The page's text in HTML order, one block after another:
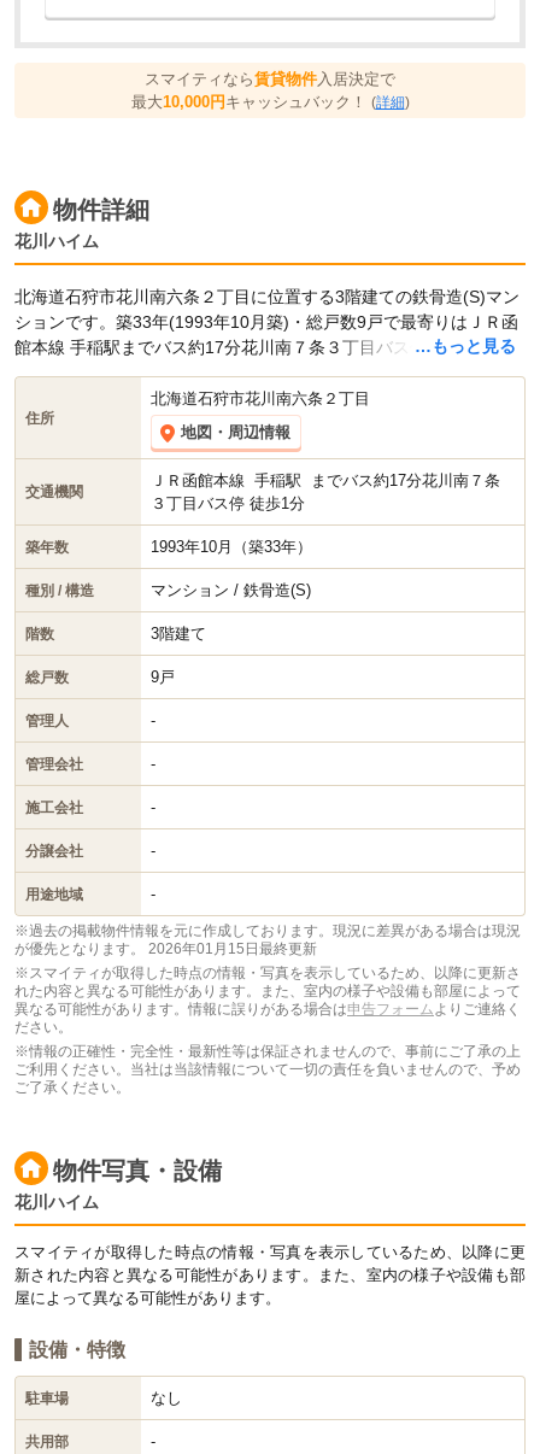
スマイティなら賃貸物件入居決定で
最大10,000円 キャッシュバック！ (詳細)
物件詳細
花川ハイム
…もっと見る
北海道石狩市花川南六条２丁目に位置する3階建ての鉄骨造(S)マン
ションです。築33年(1993年10月築)・総戸数9戸で最寄りはＪＲ函
館本線 手稲駅までバス約17分花川南７条３丁目バス停 徒歩1分で
す。
住所
北海道石狩市花川南六条２丁目
地図・周辺情報
交通機関
ＪＲ函館本線 手稲駅
までバス約17分花川南７条
３丁目バス停 徒歩1分
築年数 1993年10月（築33年）
種別 / 構造 マンション / 鉄骨造(S)
階数 3階建て
総戸数 9戸
管理人 -
管理会社 -
施工会社 -
分譲会社 -
用途地域 -
※過去の掲載物件情報を元に作成しております。現況に差異がある場合は現況
が優先となります。 2026年01月15日最終更新
※スマイティが取得した時点の情報・写真を表示しているため、以降に更新さ
れた内容と異なる可能性があります。また、室内の様子や設備も部屋によって
異なる可能性があります。情報に誤りがある場合は申告フォームよりご連絡く
ださい。
※情報の正確性・完全性・最新性等は保証されませんので、事前にご了承の上
ご利用ください。当社は当該情報について一切の責任を負いませんので、予め
ご了承ください。
物件写真・設備
花川ハイム
スマイティが取得した時点の情報・写真を表示しているため、以降に更
新された内容と異なる可能性があります。また、室内の様子や設備も部
屋によって異なる可能性があります。
設備・特徴
駐車場 なし
共用部 -